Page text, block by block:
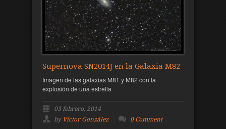
Supernova SN2014J en la Galaxia M82
Imagen de las galaxias M81 y M82 con la
explosión de una estrella
03 febrero, 2014
by Víctor González 0 Comment